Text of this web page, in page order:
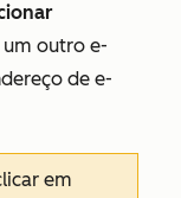
outro e-
de e-
em